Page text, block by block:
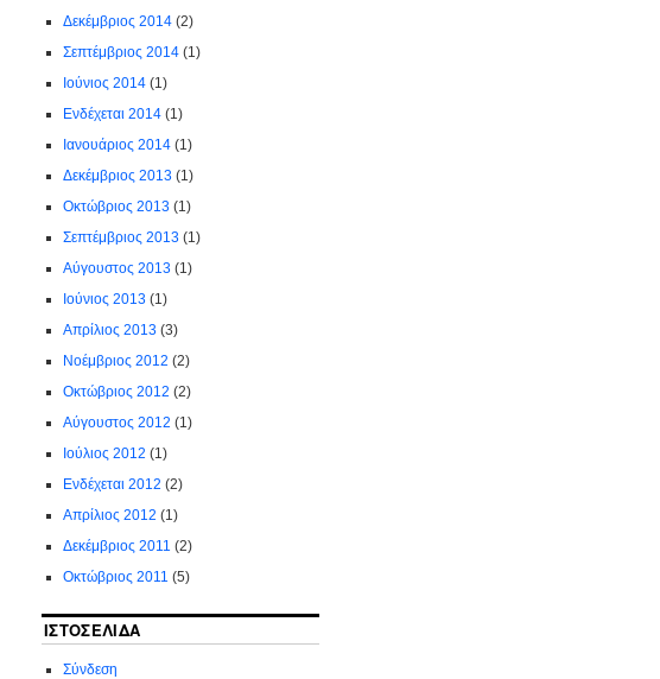
Δεκέμβριος 2014(2)
Σεπτέμβριος 2014(1)
Ιούνιος 2014(1)
Ενδέχεται 2014(1)
Ιανουάριος 2014(1)
Δεκέμβριος 2013(1)
Οκτώβριος 2013(1)
Σεπτέμβριος 2013(1)
Αύγουστος 2013(1)
Ιούνιος 2013(1)
Απρίλιος 2013(3)
Νοέμβριος 2012 (2)
Οκτώβριος 2012 (2)
Αύγουστος 2012 (1)
Ιούλιος 2012 (1)
Ενδέχεται 2012 (2)
Απρίλιος 2012 (1)
Δεκέμβριος 2011 (2)
Οκτώβριος 2011 (5)
ΙΣΤΟΣΕΛΊΔΑ
Σύνδεση